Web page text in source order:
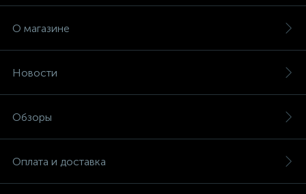
О магазине
Новости
Обзоры
Оплата и доставка